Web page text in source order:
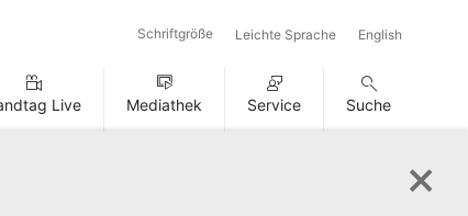
Schriftgröße Leichte Sprache English
Live Mediathek Service Suche